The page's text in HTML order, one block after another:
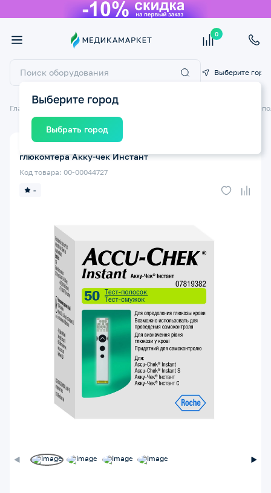
0
Выберите город
Выберите город
Выбрать город
Главная Медицинские приборы Тест-
-
Код товара: 00-00044727
глюкомтера Акку-чек Инстант